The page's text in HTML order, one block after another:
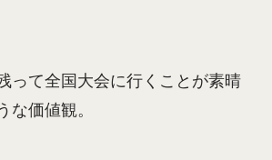
って全国大会に行くことが素晴
な価値観。